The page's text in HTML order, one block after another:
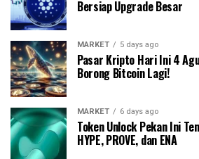
Bersiap Upgrade Besar
MARKET 5 days ago
Pasar Kripto Hari Ini 4
Borong Bitcoin Lagi!
MARKET 6 days ago
Token Unlock Pekan Ini
HYPE, PROVE, dan ENA